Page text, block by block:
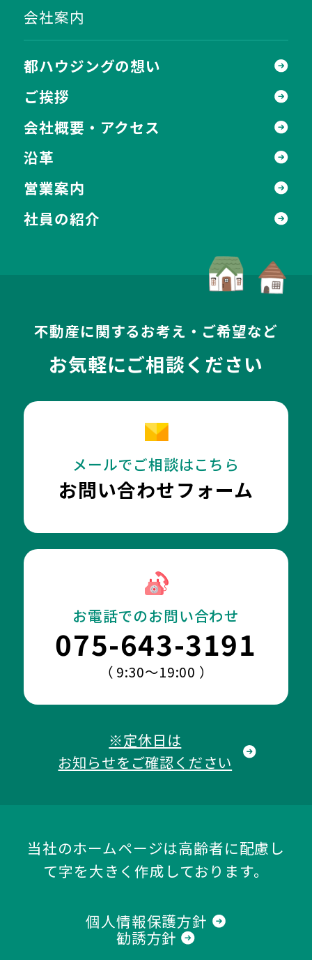
会社案内
都ハウジングの想い
ご挨拶
会社概要・アクセス
沿革
営業案内
社員の紹介
不動産に関するお考え・ご希望など
お気軽にご相談ください
メールでご相談はこちら
お問い合わせフォーム
お電話でのお問い合わせ
075-643-3191
（ 9:30～19:00 ）
※定休日は
お知らせをご確認ください
当社のホームページは高齢者に配慮し
て字を大きく作成しております。
個人情報保護方針
勧誘方針